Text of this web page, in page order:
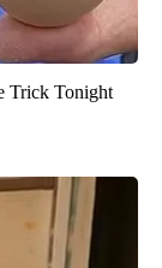
Trick Tonight